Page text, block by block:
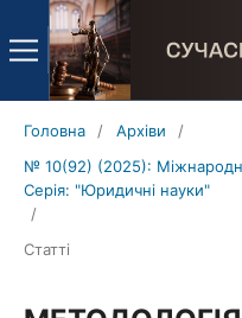
Головна / Архіви
/
№ 10(92) (2025):
Серія: "Юридичні науки"
/
Статті